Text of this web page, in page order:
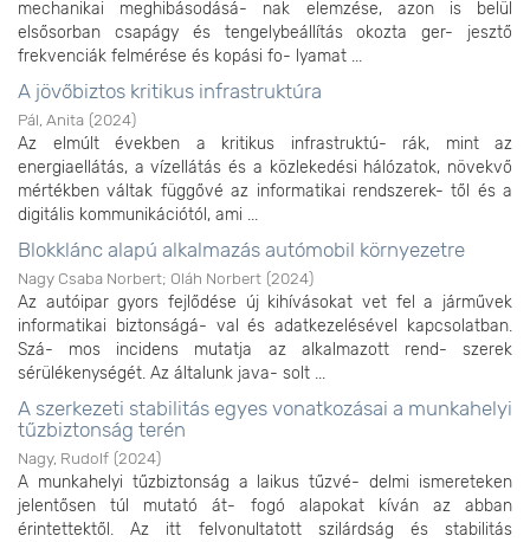
mechanikai meghibásodásá- nak elemzése, azon is belül
elsősorban csapágy és tengelybeállítás okozta ger- jesztő
frekvenciák felmérése és kopási fo- lyamat ...
A jövőbiztos kritikus infrastruktúra
Pál, Anita (2024)
Az elmúlt években a kritikus infrastruktú- rák, mint az
energiaellátás, a vízellátás és a közlekedési hálózatok, növekvő
mértékben váltak függővé az informatikai rendszerek- től és a
digitális kommunikációtól, ami ...
Blokklánc alapú alkalmazás autómobil környezetre
Nagy Csaba Norbert; Oláh Norbert (2024)
Az autóipar gyors fejlődése új kihívásokat vet fel a járművek
informatikai biztonságá- val és adatkezelésével kapcsolatban.
Szá- mos incidens mutatja az alkalmazott rend- szerek
sérülékenységét. Az általunk java- solt ...
A szerkezeti stabilitás egyes vonatkozásai a munkahelyi
tűzbiztonság terén
Nagy, Rudolf (2024)
A munkahelyi tűzbiztonság a laikus tűzvé- delmi ismereteken
jelentősen túl mutató át- fogó alapokat kíván az abban
érintettektől. Az itt felvonultatott szilárdság és stabilitás